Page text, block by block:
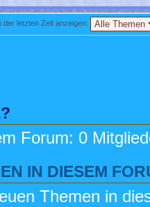
der letzten Zeit anzeigen:
Forum: 0
IN DIESEM
Themen in